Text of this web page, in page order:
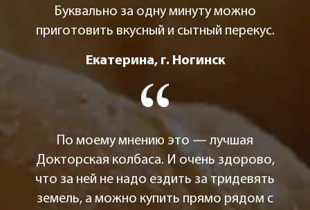
Буквально за одну минуту можно
приготовить вкусный и сытный перекус.
Екатерина, г. Ногинск
По моему мнению это — лучшая
Докторская колбаса. И очень здорово,
что за ней не надо ездить за тридевять
земель, а можно купить прямо рядом с